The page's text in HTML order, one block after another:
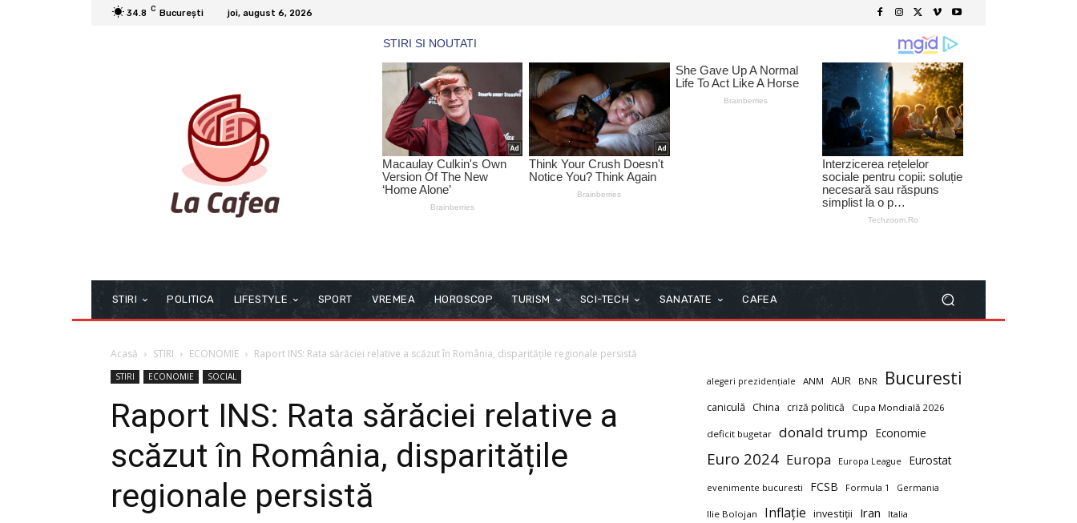
34.8 C București joi, august 6, 2026
STIRI POLITICA LIFESTYLE SPORT VREMEA HOROSCOP TURISM SCI-TECH SANATATE CAFEA
Acasă STIRI ECONOMIE Raport INS: Rata sărăciei relative a scăzut în România, disparitățile regionale persistă
STIRI ECONOMIE SOCIAL
Raport INS: Rata sărăciei relative a
scăzut în România, disparitățile
regionale persistă
alegeri prezidențiale ANM AUR BNR Bucuresti
caniculă China criză politică Cupa Mondială 2026
deficit bugetar donald trump Economie
Euro 2024 Europa Europa League Eurostat
evenimente bucuresti FCSB Formula 1 Germania
Ilie Bolojan Inflație investiții Iran Italia